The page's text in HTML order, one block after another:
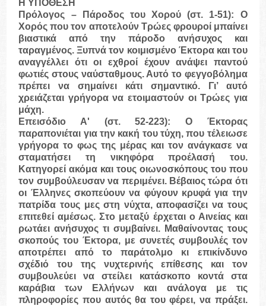
Η ΥΠΟΘΕΣΗ
Πρόλογος – Πάροδος του Χορού (στ. 1-51): Ο
Χορός που τον αποτελούν Τρώες φρουροί μπαίνει
βιαστικά από την πάροδο ανήσυχος και
ταραγμένος. Ξυπνά τον κοιμισμένο Έκτορα και του
αναγγέλλει ότι οι εχθροί έχουν ανάψει παντού
φωτιές στους ναύσταθμους. Αυτό το φεγγοβόλημα
πρέπει να σημαίνει κάτι σημαντικό. Γι’ αυτό
χρειάζεται γρήγορα να ετοιμαστούν οι Τρώες για
μάχη.
Επεισόδιο Α' (στ. 52-223): Ο Έκτορας
παραπονιέται για την κακή του τύχη, που τέλειωσε
γρήγορα το φως της μέρας και τον ανάγκασε να
σταματήσει τη νικηφόρα προέλασή του.
Κατηγορεί ακόμα και τους οιωνοσκόπους του που
τον συμβούλευσαν να περιμένει. Βέβαιος τώρα ότι
οι Έλληνες σκοπεύουν να φύγουν κρυφά για την
πατρίδα τους μες στη νύχτα, αποφασίζει να τους
επιτεθεί αμέσως. Στο μεταξύ έρχεται ο Αινείας και
ρωτάει ανήσυχος τι συμβαίνει. Μαθαίνοντας τους
σκοπούς του Έκτορα, με συνετές συμβουλές τον
αποτρέπει από το παράτολμο κι επικίνδυνο
σχέδιό του της νυχτερινής επίθεσης και τον
συμβουλεύει να στείλει κατάσκοπο κοντά στα
καράβια των Ελλήνων και ανάλογα με τις
πληροφορίες που αυτός θα του φέρει, να πράξει.